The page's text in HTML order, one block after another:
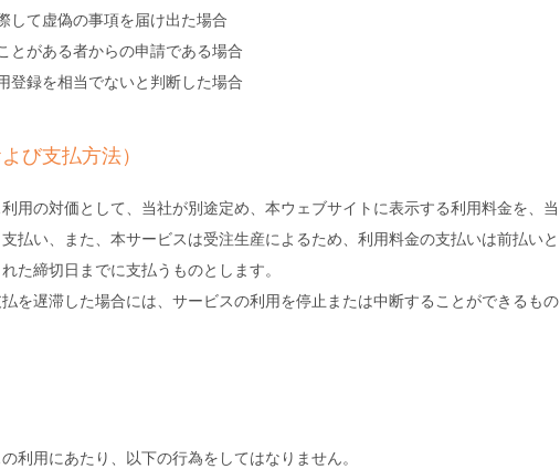
して虚偽の事項を届け出た場合
とがある者からの申請である場合
登録を相当でないと判断した場合
び支払方法）
用の対価として、当社が別途定め、本ウェブサイトに表示する利用料金を、当
払い、また、本サービスは受注生産によるため、利用料金の支払いは前払いと
た締切日までに支払うものとします。
を遅滞した場合には、サービスの利用を停止または中断することができるもの
利用にあたり、以下の行為をしてはなりません。